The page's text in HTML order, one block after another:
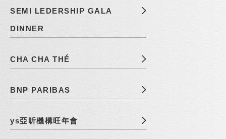
SEMI LEDERSHIP GALA
DINNER
CHA CHA THÉ
BNP PARIBAS
ys亞昕機構旺年會